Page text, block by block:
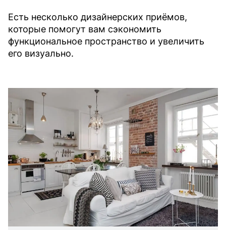
Есть несколько дизайнерских приёмов,
которые помогут вам сэкономить
функциональное пространство и увеличить
его визуально.